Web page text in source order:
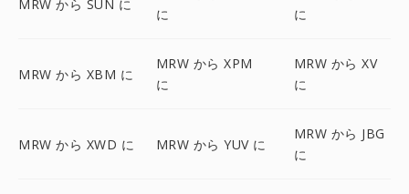
MRW から SUN に
に
に
MRW から XBM に
MRW から XPM
に
MRW から XV
に
MRW から XWD に MRW から YUV に
MRW から JBG
に